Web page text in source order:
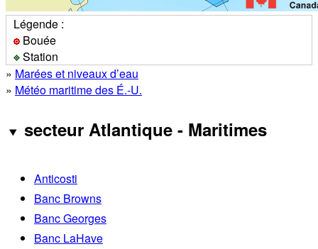
Légende :
Bouée
Station
» Marées et niveaux d’eau
» Météo maritime des É.-U.
secteur Atlantique - Maritimes
Anticosti
Banc Browns
Banc Georges
Banc LaHave